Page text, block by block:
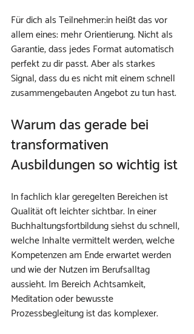
Für dich als Teilnehmer:in heißt das vor
allem eines: mehr Orientierung. Nicht als
Garantie, dass jedes Format automatisch
perfekt zu dir passt. Aber als starkes
Signal, dass du es nicht mit einem schnell
zusammengebauten Angebot zu tun hast.
Warum das gerade bei
transformativen
Ausbildungen so wichtig ist
In fachlich klar geregelten Bereichen ist
Qualität oft leichter sichtbar. In einer
Buchhaltungsfortbildung siehst du schnell,
welche Inhalte vermittelt werden, welche
Kompetenzen am Ende erwartet werden
und wie der Nutzen im Berufsalltag
aussieht. Im Bereich Achtsamkeit,
Meditation oder bewusste
Prozessbegleitung ist das komplexer.